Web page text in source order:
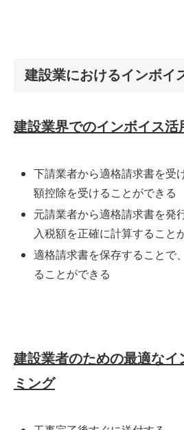
建設業におけるインボイ
建設業界でのインボイス活
下請業者から適格請求書を受
額控除を受けることができる
元請業者から適格請求書を発
入税額を正確に計算すること
適格請求書を保存することで
ることができる
建設業者のための最適なイ
ミング